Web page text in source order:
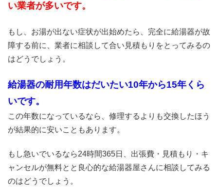
い業者が多いです。
もし、お湯が出ない症状が出始めたら、完全に給湯器が故
障する前に、業者に相談して合い見積もりをとってみるの
はどうでしょう。
給湯器の耐用年数はだいたい10年から15年くら
いです。
この年数になっているなら、修理するよりも交換したほう
が結果的に安いこともあります。
もし急いでいるなら24時間365日、出張費・見積もり・キ
ャンセルが無料とと良心的な給湯器屋さんに相談してみる
のはどうでしょう。